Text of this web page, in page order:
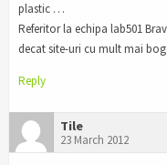
plastic …
Referitor la echipa lab501
decat site-uri cu mult mai
Reply
Tile
23 March 2012